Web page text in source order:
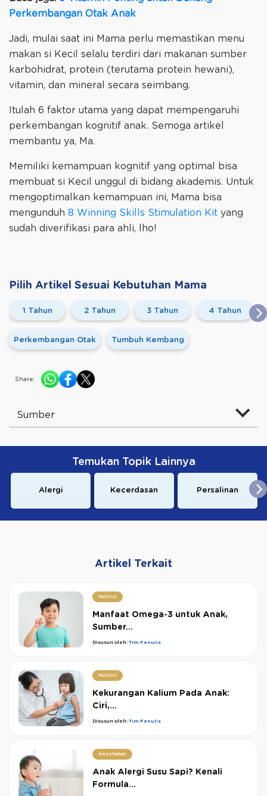
Perkembangan Otak Anak
Jadi, mulai saat ini Mama perlu memastikan menu
makan si Kecil selalu terdiri dari makanan sumber
karbohidrat, protein (terutama protein hewani),
vitamin, dan mineral secara seimbang.
Itulah 6 faktor utama yang dapat mempengaruhi
perkembangan kognitif anak. Semoga artikel
membantu ya, Ma.
Memiliki kemampuan kognitif yang optimal bisa
membuat si Kecil unggul di bidang akademis. Untuk
mengoptimalkan kemampuan ini, Mama bisa
mengunduh 8 Winning Skills Stimulation Kit yang
sudah diverifikasi para ahli, lho!
Pilih Artikel Sesuai Kebutuhan Mama
1 Tahun 2 Tahun 3 Tahun 4 Tahun
Perkembangan Otak Tumbuh Kembang
Share:
Sumber
Temukan Topik Lainnya
Alergi Kecerdasan Persalinan
Artikel Terkait
Nutrisi
Manfaat Omega-3 untuk Anak,
Sumber...
Disusun oleh: Tim Penulis
Nutrisi
Kekurangan Kalium Pada Anak:
Ciri,...
Disusun oleh: Tim Penulis
Kesehatan
Anak Alergi Susu Sapi? Kenali
Formula...